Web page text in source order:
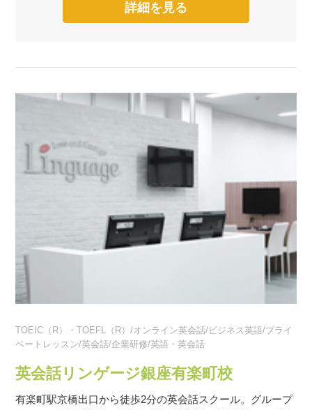
詳細を見る
TOEIC（R）・TOEFL（R）/オンライン英会話/ビジネス英語/プライ
ベートレッスン/英会話/企業研修/英語・英会話
英会話リンゲージ銀座有楽町校
有楽町駅京橋出口から徒歩2分の英会話スクール。グループ